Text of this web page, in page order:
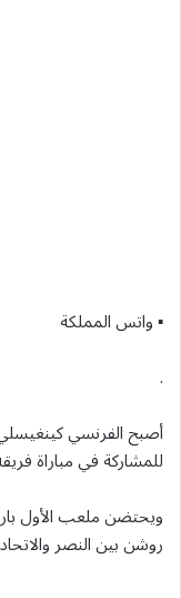
▪︎ واتس المملكة
.
أصبح الفرنسي
للمشاركة في مباراة
روشن بين النصر